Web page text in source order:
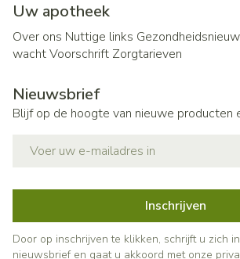
Uw apotheek
Over ons Nuttige links
wachtVoorschrift Zorgtarieven
Nieuwsbrief
Blijf op de hoogte van nieuwe producten
Inschrijven
Door op inschrijven te klikken, schrijft u zich
nieuwsbrief en gaat u akkoord met onze